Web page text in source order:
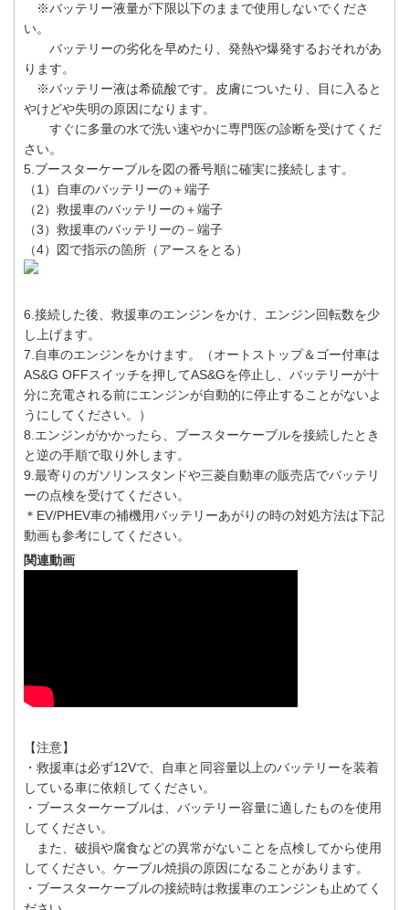
※バッテリー液量が下限以下のままで使用しないでくださ
い。
バッテリーの劣化を早めたり、発熱や爆発するおそれがあ
ります。
※バッテリー液は希硫酸です。皮膚についたり、目に入ると
やけどや失明の原因になります。
すぐに多量の水で洗い速やかに専門医の診断を受けてくだ
さい。
5.ブースターケーブルを図の番号順に確実に接続します。
（1）自車のバッテリーの＋端子
（2）救援車のバッテリーの＋端子
（3）救援車のバッテリーの－端子
（4）図で指示の箇所（アースをとる）
6.接続した後、救援車のエンジンをかけ、エンジン回転数を少
し上げます。
7.自車のエンジンをかけます。（オートストップ＆ゴー付車は
AS&G OFFスイッチを押してAS&Gを停止し、バッテリーが十
分に充電される前にエンジンが自動的に停止することがないよ
うにしてください。）
8.エンジンがかかったら、ブースターケーブルを接続したとき
と逆の手順で取り外します。
9.最寄りのガソリンスタンドや三菱自動車の販売店でバッテリ
ーの点検を受けてください。
＊EV/PHEV車の補機用バッテリーあがりの時の対処方法は下記
動画も参考にしてください。
関連動画
【注意】
・救援車は必ず12Vで、自車と同容量以上のバッテリーを装着
している車に依頼してください。
・ブースターケーブルは、バッテリー容量に適したものを使用
してください。
また、破損や腐食などの異常がないことを点検してから使用
してください。ケーブル焼損の原因になることがあります。
・ブースターケーブルの接続時は救援車のエンジンも止めてく